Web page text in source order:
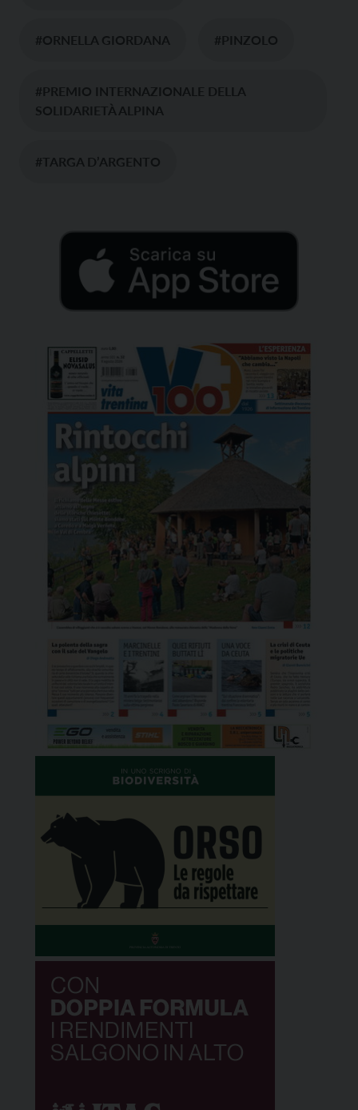
#ORNELLA GIORDANA #PINZOLO
#PREMIO INTERNAZIONALE DELLA
SOLIDARIETÀ ALPINA
#TARGA D’ARGENTO